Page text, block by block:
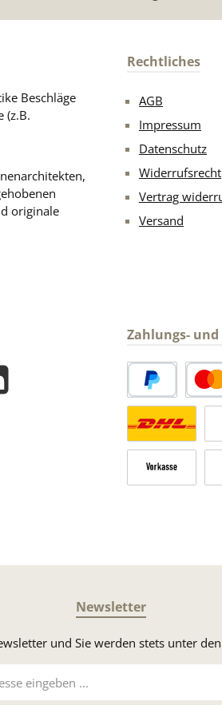
Beschläge
(z.B.
originale
Rechtliches
AGB
Impressum
Datenschutz
Widerrufsrecht
Vertrag
Versand
Zahlungs-
PayPal
Versandkosten
Newsletter
und Sie werden stets unter